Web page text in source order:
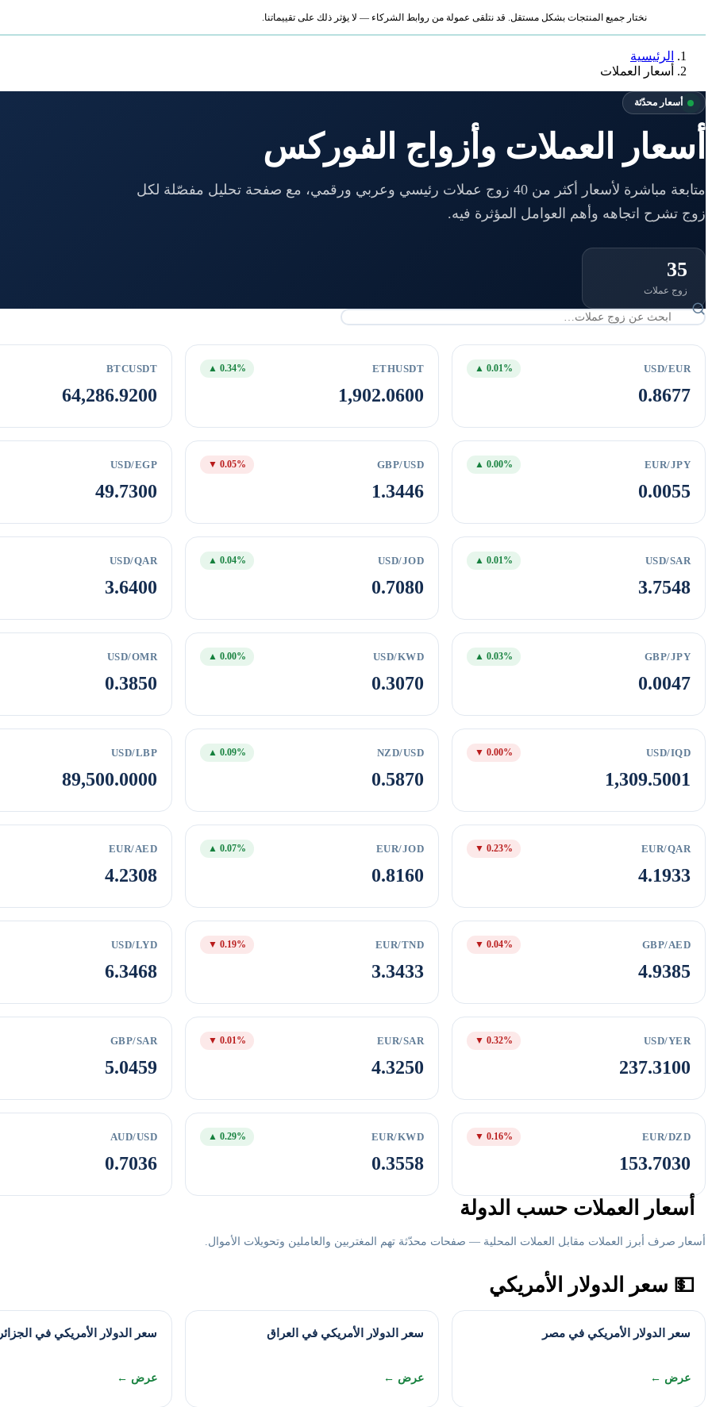
نختار جميع المنتجات بشكل مستقل. قد نتلقى عمولة من روابط الشركاء — لا يؤثر ذلك على تقييماتنا.
الرئيسية
أسعار العملات
أسعار محدّثة
أسعار العملات وأزواج الفوركس
متابعة مباشرة لأسعار أكثر من 40 زوج عملات رئيسي وعربي ورقمي، مع صفحة تحليل مفصّلة لكل
زوج تشرح اتجاهه وأهم العوامل المؤثرة فيه.
35
زوج عملات
USD/EUR
▲ 0.01%
0.8677
ETHUSDT
▲ 0.34%
1,902.0600
BTCUSDT
64,286.9200
EUR/JPY
▲ 0.00%
0.0055
GBP/USD
▼ 0.05%
1.3446
USD/EGP
49.7300
USD/SAR
▲ 0.01%
3.7548
USD/JOD
▲ 0.04%
0.7080
USD/QAR
3.6400
GBP/JPY
▲ 0.03%
0.0047
USD/KWD
▲ 0.00%
0.3070
USD/OMR
0.3850
USD/IQD
▼ 0.00%
1,309.5001
NZD/USD
▲ 0.09%
0.5870
USD/LBP
89,500.0000
EUR/QAR
▼ 0.23%
4.1933
EUR/JOD
▲ 0.07%
0.8160
EUR/AED
4.2308
GBP/AED
▼ 0.04%
4.9385
EUR/TND
▼ 0.19%
3.3433
USD/LYD
6.3468
USD/YER
▼ 0.32%
237.3100
EUR/SAR
▼ 0.01%
4.3250
GBP/SAR
5.0459
EUR/DZD
▼ 0.16%
153.7030
EUR/KWD
▲ 0.29%
0.3558
AUD/USD
0.7036
أسعار العملات حسب الدولة
أسعار صرف أبرز العملات مقابل العملات المحلية — صفحات محدّثة تهم المغتربين والعاملين وتحويلات الأموال.
💵 سعر الدولار الأمريكي
سعر الدولار الأمريكي في مصر
عرض ←
سعر الدولار الأمريكي في العراق
عرض ←
سعر الدولار الأمريكي في الجزائر
عرض ←